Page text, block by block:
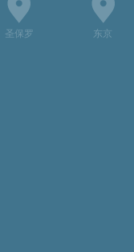
圣保罗 东京